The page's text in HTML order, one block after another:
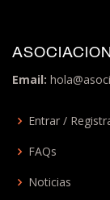
Email:
Entrar /
FAQs
Noticias